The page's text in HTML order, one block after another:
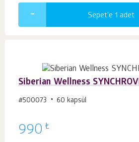
Sepet'e 1 adet
Siberian Wellness
#500073 60 kapsül
990 ₺